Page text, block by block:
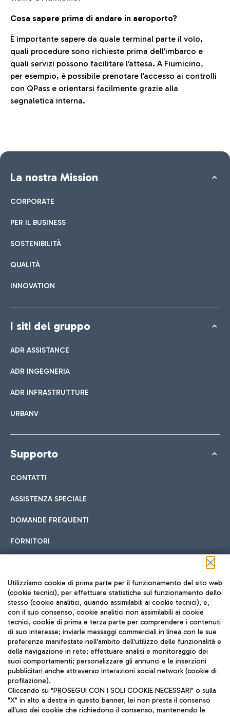
Cosa sapere prima di andare in aeroporto?
È importante sapere da quale terminal parte il volo,
quali procedure sono richieste prima dell’imbarco e
quali servizi possono facilitare l’attesa. A Fiumicino,
per esempio, è possibile prenotare l’accesso ai controlli
con QPass e orientarsi facilmente grazie alla
segnaletica interna.
La nostra Mission
CORPORATE
PER IL BUSINESS
SOSTENIBILITÀ
QUALITÀ
INNOVATION
I siti del gruppo
ADR ASSISTANCE
ADR INGEGNERIA
ADR INFRASTRUTTURE
URBANV
Supporto
CONTATTI
ASSISTENZA SPECIALE
DOMANDE FREQUENTI
FORNITORI
Seguici sui social
TRAVEL JOURNAL
ITA
Utilizziamo cookie di prima parte per il funzionamento del sito web
(cookie tecnici), per effettuare statistiche sul funzionamento dello
stesso (cookie analitici, quando assimilabili ai cookie tecnici), e,
con il suo consenso, cookie analitici non assimilabili ai cookie
tecnici, cookie di prima e terza parte per comprendere i contenuti
di suo interesse; inviarle messaggi commerciali in linea con le sue
preferenze manifestate nell'ambito dell'utilizzo delle funzionalità e
della navigazione in rete; effettuare analisi e monitoraggio dei
suoi comportamenti; personalizzare gli annunci e le inserzioni
pubblicitari anche attraverso interazioni social network (cookie di
profilazione).
Cliccando su "PROSEGUI CON I SOLI COOKIE NECESSARI" o sulla
"X" in alto a destra in questo banner, lei non presta il consenso
all'uso dei cookie che richiedono il consenso, mantenendo le